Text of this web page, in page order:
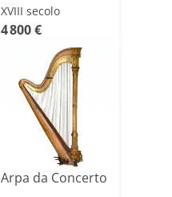
XVIII secolo
4 800 €
Arpa da Concerto